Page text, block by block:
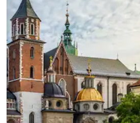
ಮಾಡಿ ಅಥವಾ ಸ್ಪರ್ಶ ಅಥವಾ ಸ್ವೈಪ್